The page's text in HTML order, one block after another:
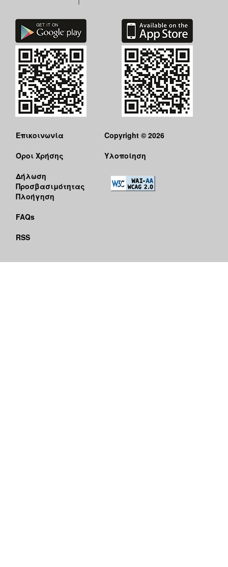
Επικοινωνία
Όροι Χρήσης
Δήλωση
Προσβασιμότητας
Πλοήγηση
FAQs
RSS
Copyright © 2026
Υλοποίηση